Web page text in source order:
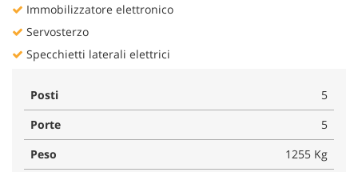
Immobilizzatore elettronico
Servosterzo
Specchietti laterali elettrici
Posti
5
Porte
5
Peso
1255 Kg